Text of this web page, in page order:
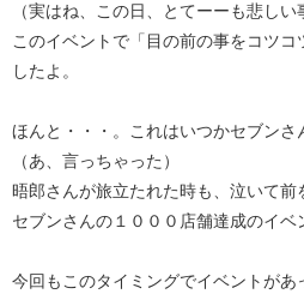
（実はね、この日、とてーーも悲しい
このイベントで「目の前の事をコツコ
したよ。
ほんと・・・。これはいつかセブンさ
（あ、言っちゃった）
晤郎さんが旅立たれた時も、泣いて前
セブンさんの１０００店舗達成のイベ
今回もこのタイミングでイベントがあ